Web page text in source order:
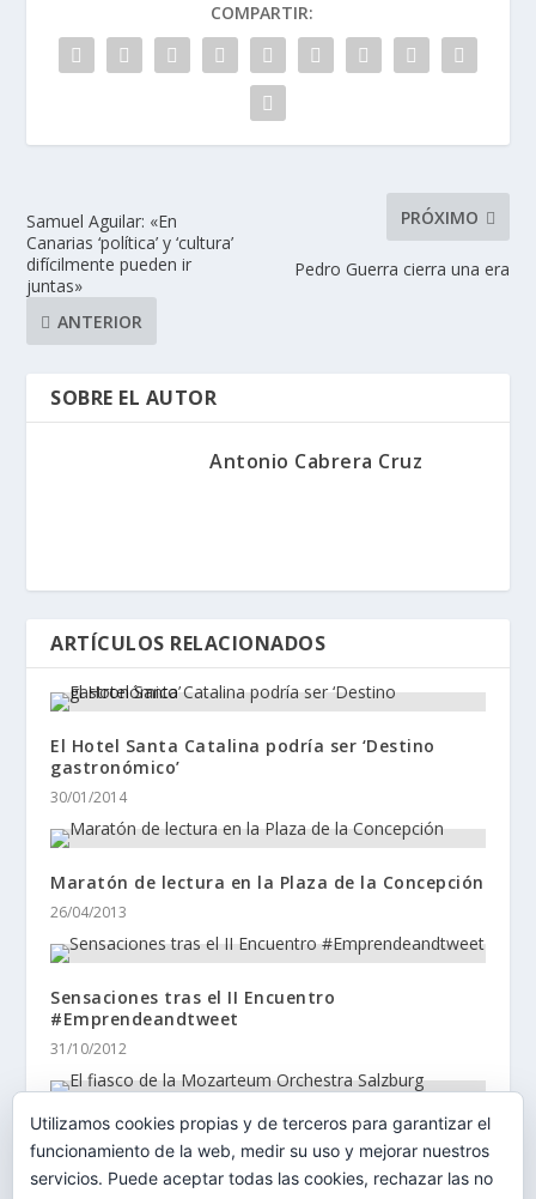
COMPARTIR:
Samuel Aguilar: «En
Canarias ‘política’ y ‘cultura’
difícilmente pueden ir
juntas»
ANTERIOR
PRÓXIMO
Pedro Guerra cierra una era
SOBRE EL AUTOR
Antonio Cabrera Cruz
ARTÍCULOS RELACIONADOS
El Hotel Santa Catalina podría ser ‘Destino
gastronómico’
30/01/2014
Maratón de lectura en la Plaza de la Concepción
26/04/2013
Sensaciones tras el II Encuentro
#Emprendeandtweet
31/10/2012
El fiasco de la Mozarteum Orchestra Salzburg
05/02/2017
Utilizamos cookies propias y de terceros para garantizar el
funcionamiento de la web, medir su uso y mejorar nuestros
servicios. Puede aceptar todas las cookies, rechazar las no